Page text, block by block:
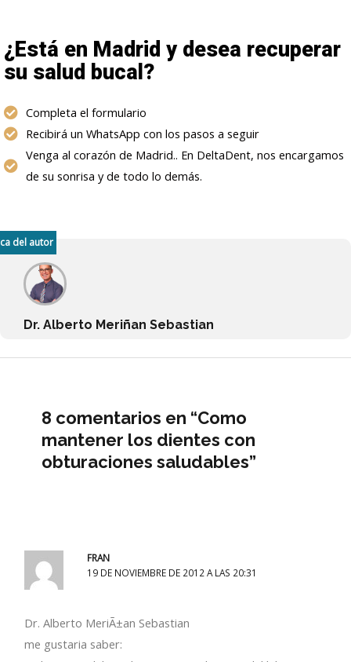
¿Está en Madrid y desea recuperar
su salud bucal?
Completa el formulario
Recibirá un WhatsApp con los pasos a seguir
Venga al corazón de Madrid.. En DeltaDent, nos encargamos
de su sonrisa y de todo lo demás.
del autor
Dr. Alberto Meriñan Sebastian
8 comentarios en “Como
mantener los dientes con
obturaciones saludables”
FRAN
19 DE NOVIEMBRE DE 2012 A LAS 20:31
Dr. Alberto MeriÃ±an Sebastian
me gustaria saber: